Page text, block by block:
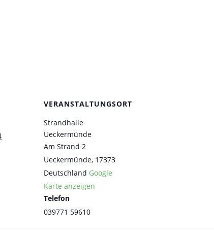
VERANSTALTUNGSORT
Strandhalle
Ueckermünde
Am Strand 2
Ueckermünde, 17373
Deutschland Google
Karte anzeigen
Telefon
039771 59610